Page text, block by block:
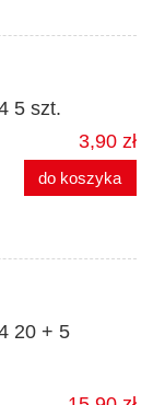
5 szt.
3,90 zł
do koszyka
20 + 5